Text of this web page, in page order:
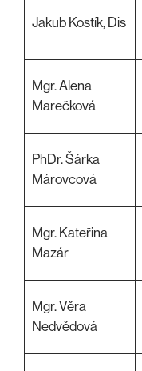
Jakub Kostík, Dis
Mgr. Alena
Marečková
PhDr. Šárka
Márovcová
Mgr. Kateřina
Mazár
Mgr. Věra
Nedvědová